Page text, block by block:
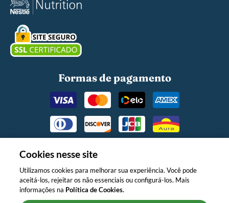
Formas de pagamento
O MINISTÉRIO DA SAÚDE INFORMA:
Cookies nesse site
Utilizamos cookies para melhorar sua experiência. Você pode
aceitá-los, rejeitar os não essenciais ou configurá-los. Mais
informações na Política de Cookies.